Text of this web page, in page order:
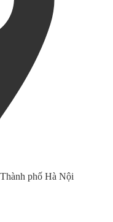
phố Hà Nội